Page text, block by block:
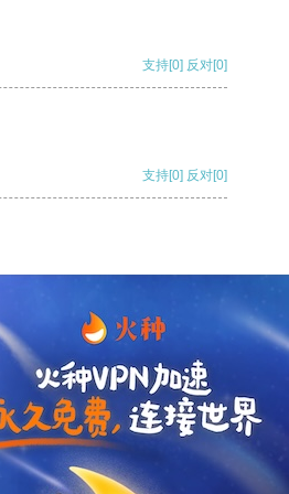
支持[0] 反对[0]
支持[0] 反对[0]
支持 [0] 反对 [0]